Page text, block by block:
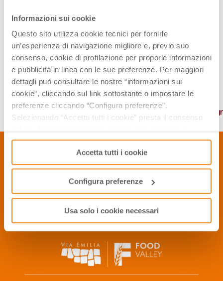
Informazioni sui cookie
Questo sito utilizza cookie tecnici per fornirle
un’esperienza di navigazione migliore e, previo suo
consenso, cookie di profilazione per proporle informazioni
e pubblicità in linea con le sue preferenze. Per maggiori
dettagli può consultare le nostre “informazioni sui
cookie”, cliccando sul link sottostante o impostare le
preferenze cliccando “Configura preferenze”.
Selezionando “Accetta tutti i cookie” presta il consenso
consenso cliccando su “Usa solo i cookie necessari” e
saranno attivati i soli cookie tecnici necessari al corretto
funzionamento del sito.
Accetta tutti i cookie
Configura preferenze
Usa solo i cookie necessari
Maybe you think of Prosecco, or God forbid Santa
Margharita Pinot Grigio. But, do you ever think about
Lambrusco?
CREDITS
Link:
http://www.withhusbandintow.com/lambrusco/?
CONTACTS
Privacy Policy
Cookie Policy
2006, 2016 © APT Servizi S.r.l. - All rights reserved